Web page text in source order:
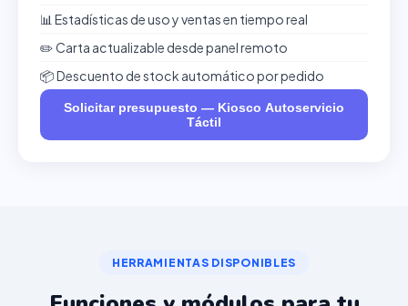
📊 Estadísticas de uso y ventas en tiempo real
✏️ Carta actualizable desde panel remoto
📦 Descuento de stock automático por pedido
Solicitar presupuesto — Kiosco Autoservicio
Táctil
HERRAMIENTAS DISPONIBLES